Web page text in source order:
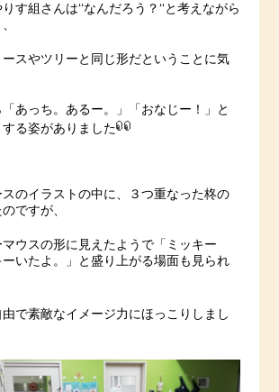
す組さんは‘‘なんだろう？‘‘と考えながら
スやツリーと同じ形だということに気
あっち。あるー。」「おなじー！」と
る姿がありました
のイラストの中に、３つ重なった柊の
ですが、
ウスの形に見えたようで「ミッキー
いたよ。」と盛り上がる場面も見られ
で素敵なイメージ力にほっこりしまし